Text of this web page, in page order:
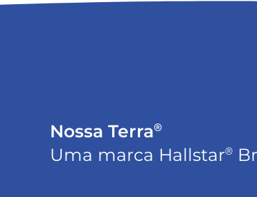
Nossa Terra®
Uma marca Hallstar®